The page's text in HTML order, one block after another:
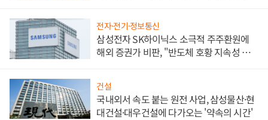
전자·전기·정보통신
삼성전자 SK하이닉스 소극적 주주환원에
해외 증권가 비판, "반도체 호황 지속성 의
건설
국내외서 속도 붙는 원전 사업, 삼성물산·현
대건설·대우건설에 다가오는 '약속의 시간'